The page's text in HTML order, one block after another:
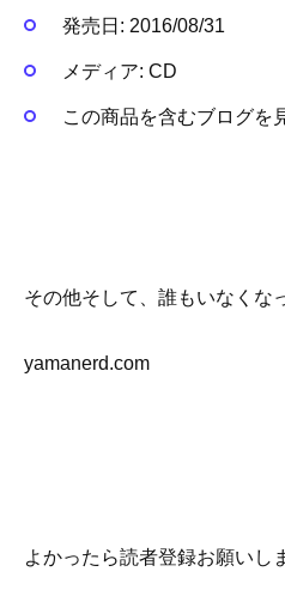
発売日: 2016/08/31
メディア: CD
この商品を含むブログを
その他そして、誰もいなくな
yamanerd.com
よかったら読者登録お願いし